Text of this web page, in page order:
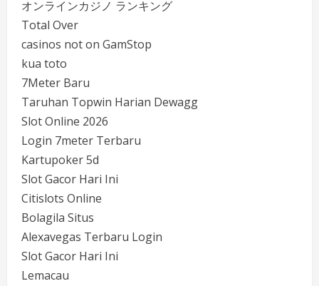
オンラインカジノ ランキング
Total Over
casinos not on GamStop
kua toto
7Meter Baru
Taruhan Topwin Harian Dewagg
Slot Online 2026
Login 7meter Terbaru
Kartupoker 5d
Slot Gacor Hari Ini
Citislots Online
Bolagila Situs
Alexavegas Terbaru Login
Slot Gacor Hari Ini
Lemacau